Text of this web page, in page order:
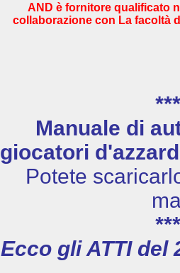
AND è fornitore qualificato
collaborazione con La facoltà
Manuale di
giocatori
Potete
Ecco gli ATTI del